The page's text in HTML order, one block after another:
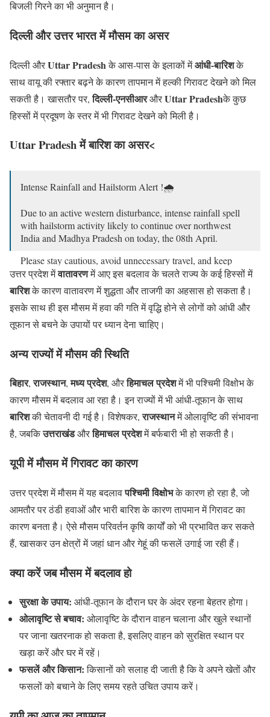
बिजली गिरने का भी अनुमान है।
दिल्ली और उत्तर भारत में मौसम का असर
दिल्ली औरUttar Pradeshके आस-पास के इलाकों मेंआंधी-बारिशके
साथ वायू की रफ्तार बढ़ने के कारण तापमान में हल्की गिरावट देखने को मिल
सकती है। खासतौर पर,दिल्ली-एनसीआरऔरUttar Pradeshके कुछ
हिस्सों में प्रदूषण के स्तर में भी गिरावट देखने को मिली है।
Uttar Pradeshमें बारिश का असर<
Intense Rainfall and Hailstorm Alert !🌧️
Due to an active western disturbance, intense rainfall spell
with hailstorm activity likely to continue over northwest
India and Madhya Pradesh on today, the 08th April.
Please stay cautious, avoid unnecessary travel, and keep
track of…pic.twitter.com/BTCjM7GnfS
— India Meteorological Department (@Indiametdept)April
8, 2026
उत्तर प्रदेश मेंवातावरणमें आए इस बदलाव के चलते राज्य के कई हिस्सों में
बारिशके कारण वातावरण में शुद्धता और ताजगी का अहसास हो सकता है।
इसके साथ ही इस मौसम में हवा की गति में वृद्धि होने से लोगों को आंधी और
तूफान से बचने के उपायों पर ध्यान देना चाहिए।
अन्य राज्यों में मौसम की स्थिति
बिहार,राजस्थान,मध्य प्रदेश, औरहिमाचल प्रदेशमें भी पश्चिमी विक्षोभ के
कारण मौसम में बदलाव आ रहा है। इन राज्यों में भी आंधी-तूफान के साथ
बारिशकी चेतावनी दी गई है। विशेषकर,राजस्थानमें ओलावृष्टि की संभावना
है, जबकिउत्तराखंडऔरहिमाचल प्रदेशमें बर्फबारी भी हो सकती है।
यूपी में मौसम में गिरावट का कारण
उत्तर प्रदेश में मौसम में यह बदलावपश्चिमी विक्षोभके कारण हो रहा है, जो
आमतौर पर ठंडी हवाओं और भारी बारिश के कारण तापमान में गिरावट का
कारण बनता है। ऐसे मौसम परिवर्तन कृषि कार्यों को भी प्रभावित कर सकते
हैं, खासकर उन क्षेत्रों में जहां धान और गेहूं की फसलें उगाई जा रही हैं।
क्या करें जब मौसम में बदलाव हो
सुरक्षा के उपाय: आंधी-तूफान के दौरान घर के अंदर रहना बेहतर होगा।
ओलावृष्टि से बचाव: ओलावृष्टि के दौरान वाहन चलाना और खुले स्थानों
पर जाना खतरनाक हो सकता है, इसलिए वाहन को सुरक्षित स्थान पर
खड़ा करें और घर में रहें।
फसलें और किसान:किसानों को सलाह दी जाती है कि वे अपने खेतों और
फसलों को बचाने के लिए समय रहते उचित उपाय करें।